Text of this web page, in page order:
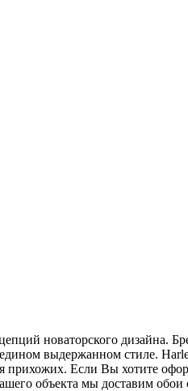
новаторского дизайна.
выдержанном стиле.
Если Вы хотите
объекта мы доставим обои